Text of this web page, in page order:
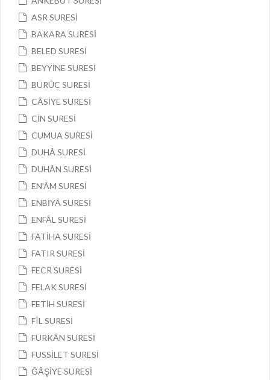
ASR SURESİ
BAKARA SURESİ
BELED SURESİ
BEYYİNE SURESİ
BÜRÛC SURESİ
CÂSİYE SURESİ
CİN SURESİ
CUMUA SURESİ
DUHÂ SURESİ
DUHÂN SURESİ
EN’ÂM SURESİ
ENBİYÂ SURESİ
ENFÂL SURESİ
FATİHA SURESİ
FATIR SURESİ
FECR SURESİ
FELAK SURESİ
FETİH SURESİ
FÎL SURESİ
FURKÂN SURESİ
FUSSİLET SURESİ
ĞÂŞİYE SURESİ